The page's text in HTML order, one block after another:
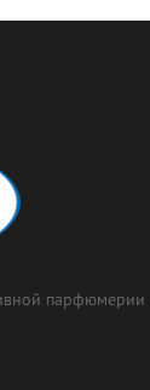
парфюмерии